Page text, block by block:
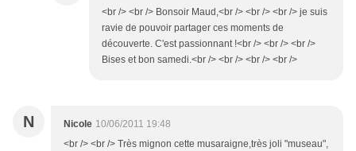
<br /> <br /> Bonsoir Maud,<br /> <br /> <br /> je suis
ravie de pouvoir partager ces moments de
découverte. C'est passionnant !<br /> <br /> <br />
Bises et bon samedi.<br /> <br /> <br /> <br />
N Nicole 10/06/2011 19:48
<br /> <br /> Très mignon cette musaraigne,très joli "museau",